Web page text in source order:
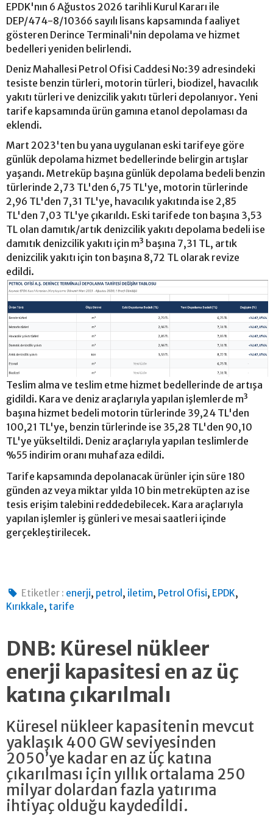
EPDK'nın 6 Ağustos 2026 tarihli Kurul Kararı ile
DEP/474-8/10366 sayılı lisans kapsamında faaliyet
gösteren Derince Terminali'nin depolama ve hizmet
bedelleri yeniden belirlendi.
Deniz Mahallesi Petrol Ofisi Caddesi No:39 adresindeki
tesiste benzin türleri, motorin türleri, biodizel, havacılık
yakıtı türleri ve denizcilik yakıtı türleri depolanıyor. Yeni
tarife kapsamında ürün gamına etanol depolaması da
eklendi.
Mart 2023'ten bu yana uygulanan eski tarifeye göre
günlük depolama hizmet bedellerinde belirgin artışlar
yaşandı. Metreküp başına günlük depolama bedeli benzin
türlerinde 2,73 TL'den 6,75 TL'ye, motorin türlerinde
2,96 TL'den 7,31 TL'ye, havacılık yakıtında ise 2,85
TL'den 7,03 TL'ye çıkarıldı. Eski tarifede ton başına 3,53
TL olan damıtık/artık denizcilik yakıtı depolama bedeli ise
damıtık denizcilik yakıtı için m³ başına 7,31 TL, artık
denizcilik yakıtı için ton başına 8,72 TL olarak revize
edildi.
Teslim alma ve teslim etme hizmet bedellerinde de artışa
gidildi. Kara ve deniz araçlarıyla yapılan işlemlerde m³
başına hizmet bedeli motorin türlerinde 39,24 TL'den
100,21 TL'ye, benzin türlerinde ise 35,28 TL'den 90,10
TL'ye yükseltildi. Deniz araçlarıyla yapılan teslimlerde
%55 indirim oranı muhafaza edildi.
Tarife kapsamında depolanacak ürünler için süre 180
günden az veya miktar yılda 10 bin metreküpten az ise
tesis erişim talebini reddedebilecek. Kara araçlarıyla
yapılan işlemler iş günleri ve mesai saatleri içinde
gerçekleştirilecek.
Etiketler : enerji, petrol , iletim, Petrol Ofisi, EPDK,
Kırıkkale, tarife
DNB: Küresel nükleer
enerji kapasitesi en az üç
katına çıkarılmalı
Küresel nükleer kapasitenin mevcut
yaklaşık 400 GW seviyesinden
2050’ye kadar en az üç katına
çıkarılması için yıllık ortalama 250
milyar dolardan fazla yatırıma
ihtiyaç olduğu kaydedildi.